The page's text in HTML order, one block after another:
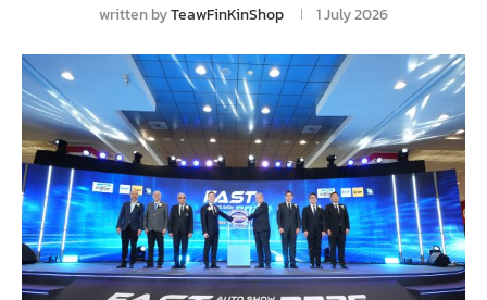
written byTeawFinKinShop 1 July 2026